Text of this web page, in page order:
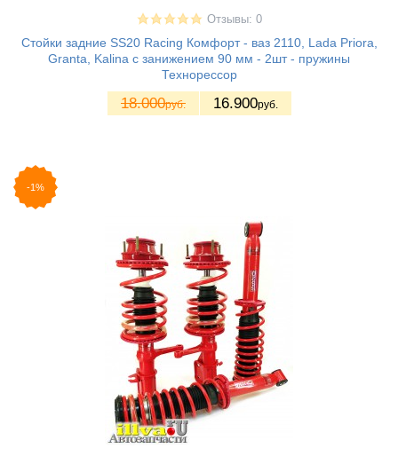
Отзывы: 0
Стойки задние SS20 Racing Комфорт - ваз 2110, Lada Priora,
Granta, Kalina с занижением 90 мм - 2шт - пружины
Технорессор
18.000руб. 16.900руб.
-1%